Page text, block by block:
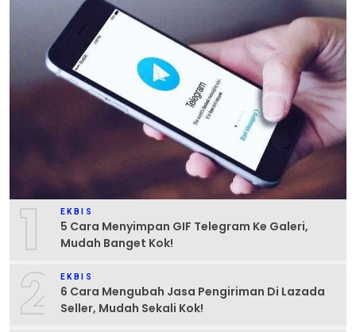
1 EKBIS
5 Cara Menyimpan GIF Telegram Ke Galeri,
Mudah Banget Kok!
2 EKBIS
6 Cara Mengubah Jasa Pengiriman Di Lazada
Seller, Mudah Sekali Kok!